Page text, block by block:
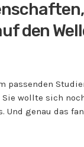
den
passenden
wollte sich
genau das